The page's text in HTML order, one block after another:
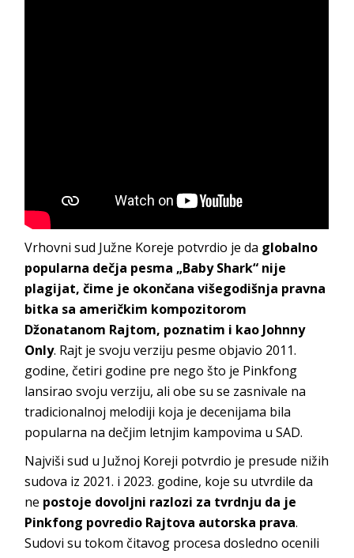
Vrhovni sud Južne Koreje potvrdio je da globalno
popularna dečja pesma „Baby Shark“ nije
plagijat, čime je okončana višegodišnja pravna
bitka sa američkim kompozitorom
Džonatanom Rajtom, poznatim i kao Johnny
Only. Rajt je svoju verziju pesme objavio 2011.
godine, četiri godine pre nego što je Pinkfong
lansirao svoju verziju, ali obe su se zasnivale na
tradicionalnoj melodiji koja je decenijama bila
popularna na dečjim letnjim kampovima u SAD.
Najviši sud u Južnoj Koreji potvrdio je presude nižih
sudova iz 2021. i 2023. godine, koje su utvrdile da
ne postoje dovoljni razlozi za tvrdnju da je
Pinkfong povredio Rajtova autorska prava.
Sudovi su tokom čitavog procesa dosledno ocenili